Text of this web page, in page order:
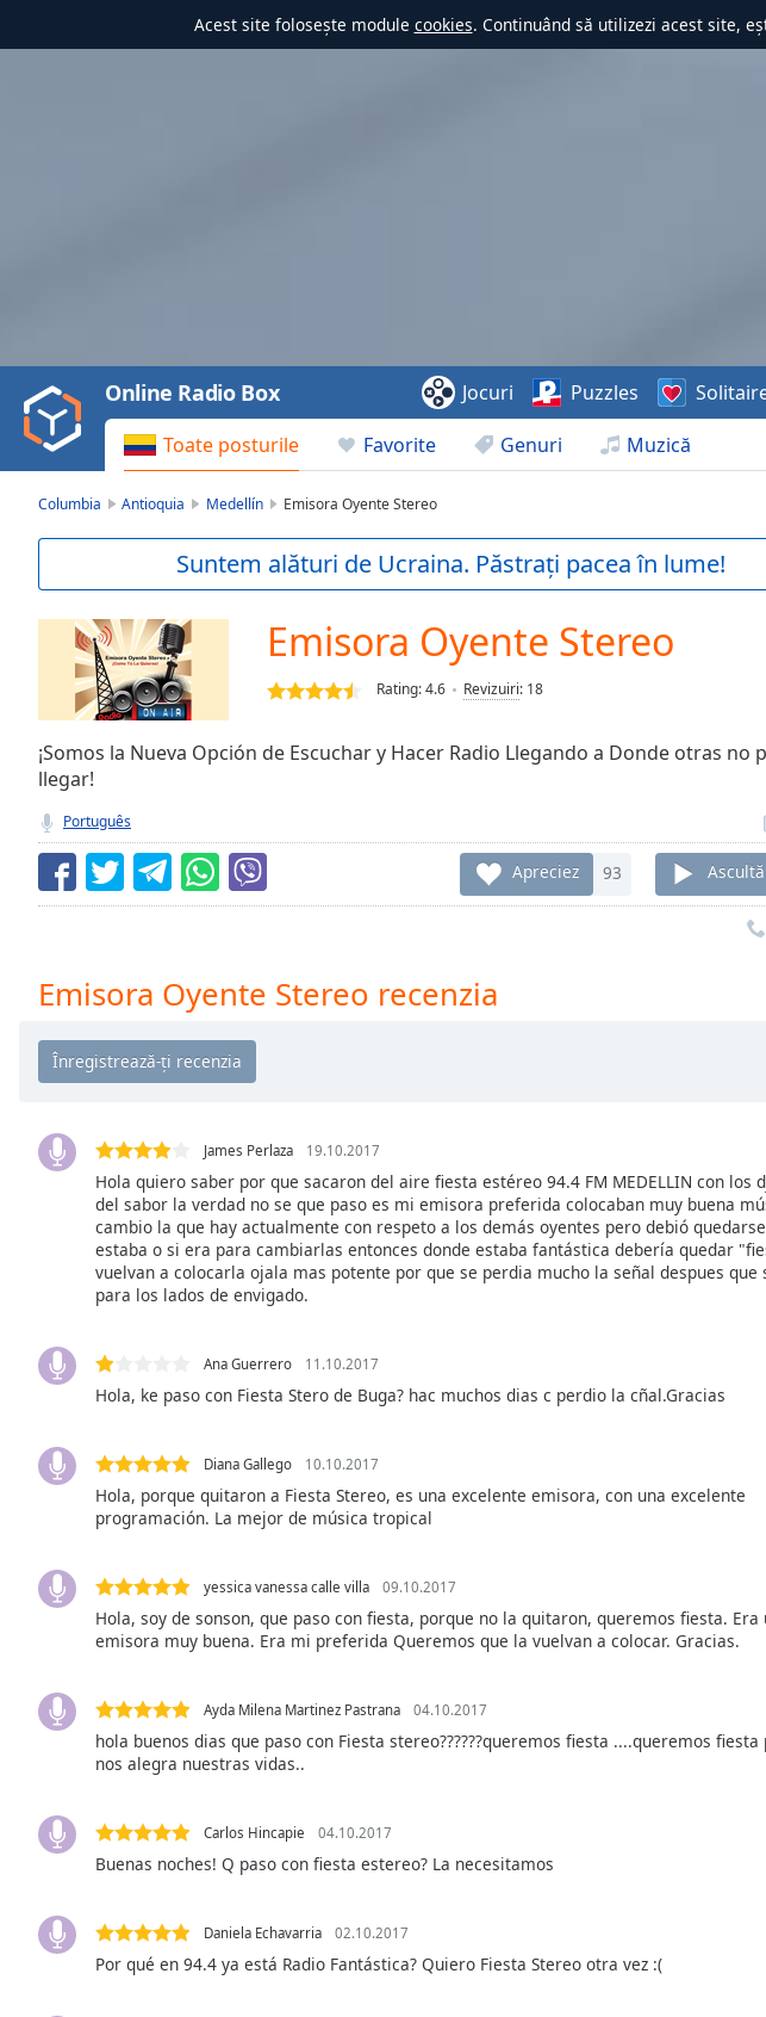
Acest site folosește module cookies. Continuând să utilizezi acest site,
Video
Play
Backward
Skip
Current
Duration-:-
Stream
TypeLIVE
Seek to
currently
behind
LIVE
Remaining
Time-
Playback
Chapters
Descriptions
descriptions
selected
subtitles
settings
opens
settings
dialog
subtitles
selected
in-
Picture
modal
Beginning
Toate posturile Favorite Genuri Muzică
Online Radio Box Jocuri Puzzles
Columbia Antioquia Medellín Emisora Oyente Stereo
Suntem alături de Ucraina. Păstrați pacea în lume!
Emisora Oyente Stereo
Rating:4.6 Revizuiri: 18
¡Somos la Nueva Opción de Escuchar y Hacer Radio Llegando a Donde otras no
llegar!
Português
Apreciez 93 Ascultă
Emisora Oyente Stereo recenzia
James Perlaza 19.10.2017
Hola quiero saber por que sacaron del aire fiesta estéreo 94.4 FM MEDELLIN con los
del sabor la verdad no se que paso es mi emisora preferida colocaban muy buena
cambio la que hay actualmente con respeto a los demás oyentes pero debió
estaba o si era para cambiarlas entonces donde estaba fantástica debería quedar
vuelvan a colocarla ojala mas potente por que se perdia mucho la señal despues que
para los lados de envigado.
Ana Guerrero 11.10.2017
Hola, ke paso con Fiesta Stero de Buga? hac muchos dias c perdio la cñal.Gracias
Diana Gallego 10.10.2017
Hola, porque quitaron a Fiesta Stereo, es una excelente emisora, con una excelente
programación. La mejor de música tropical
yessica vanessa calle villa 09.10.2017
Hola, soy de sonson, que paso con fiesta, porque no la quitaron, queremos fiesta. Era
emisora muy buena. Era mi preferida Queremos que la vuelvan a colocar. Gracias.
Ayda Milena Martinez Pastrana 04.10.2017
hola buenos dias que paso con Fiesta stereo??????queremos fiesta ....queremos fiesta
nos alegra nuestras vidas..
Carlos Hincapie 04.10.2017
Buenas noches! Q paso con fiesta estereo? La necesitamos
Daniela Echavarria 02.10.2017
Por qué en 94.4 ya está Radio Fantástica? Quiero Fiesta Stereo otra vez :(